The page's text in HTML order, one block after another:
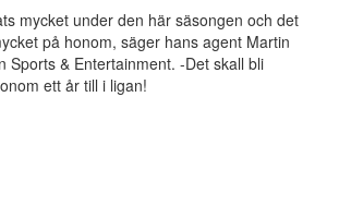
mycket under den här säsongen och det
på honom, säger hans agent Martin
Sports & Entertainment. -Det skall bli
ett år till i ligan!